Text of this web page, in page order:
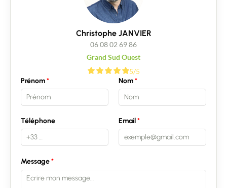
Christophe JANVIER
06 08 02 69 86
Grand Sud Ouest
5/5
Prénom
Nom
Téléphone Email
Message